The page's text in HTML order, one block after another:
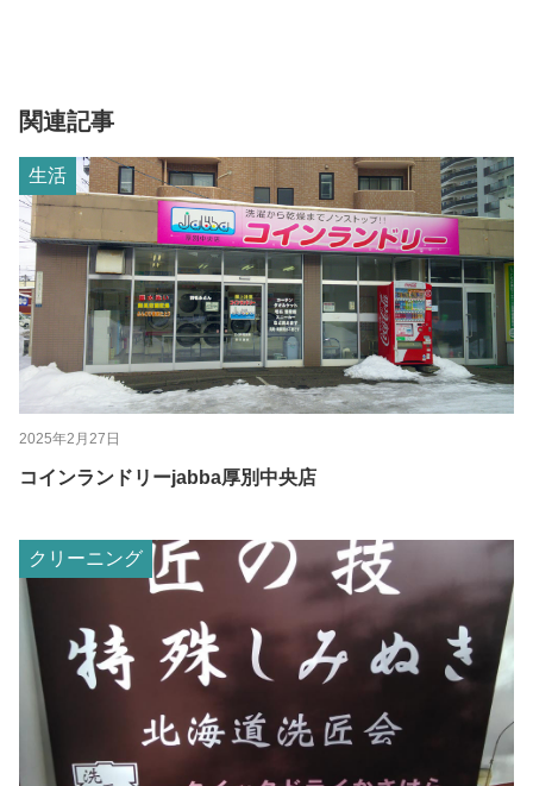
関連記事
生活
2025年2月27日
コインランドリーjabba厚別中央店
クリーニング